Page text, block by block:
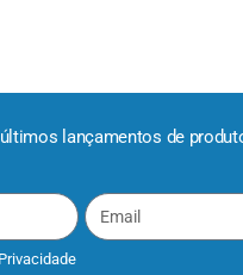
lançamentos de